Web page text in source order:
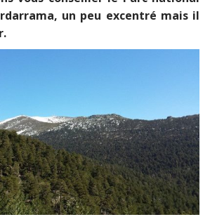
un peu excentré mais il